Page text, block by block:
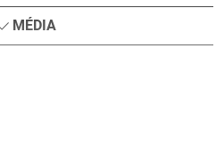
MÉDIA